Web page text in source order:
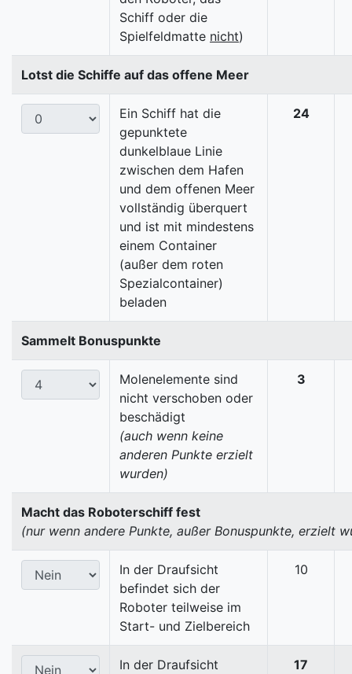
Schiff oder die
Spielfeldmatte nicht)
Lotst die Schiffe auf das offene Meer
Ein Schiff hat die
gepunktete
dunkelblaue Linie
zwischen dem Hafen
und dem offenen Meer
vollständig überquert
und ist mit mindestens
einem Container
(außer dem roten
Spezialcontainer)
beladen
24
Sammelt Bonuspunkte
Molenelemente sind
nicht verschoben oder
beschädigt
(auch wenn keine
anderen Punkte erzielt
wurden)
3
Macht das Roboterschiff fest
(nur wenn andere Punkte, außer Bonuspunkte, erzielt
In der Draufsicht
befindet sich der
Roboter teilweise im
Start- und Zielbereich
10
In der Draufsicht
17